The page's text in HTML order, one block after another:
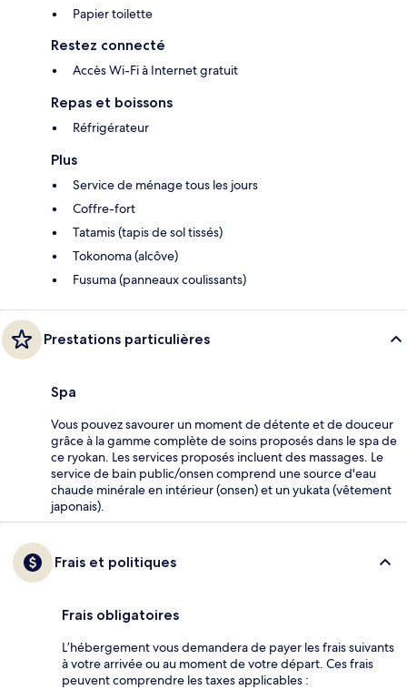
Papier toilette
Restez connecté
Accès Wi-Fi à Internet gratuit
Repas et boissons
Réfrigérateur
Plus
Service de ménage tous les jours
Coffre-fort
Tatamis (tapis de sol tissés)
Tokonoma (alcôve)
Fusuma (panneaux coulissants)
Prestations particulières
Spa
Vous pouvez savourer un moment de détente et de douceur
grâce à la gamme complète de soins proposés dans le spa de
ce ryokan. Les services proposés incluent des massages. Le
service de bain public/onsen comprend une source d'eau
chaude minérale en intérieur (onsen) et un yukata (vêtement
japonais).
Frais et politiques
Frais obligatoires
L’hébergement vous demandera de payer les frais suivants
à votre arrivée ou au moment de votre départ. Ces frais
peuvent comprendre les taxes applicables :